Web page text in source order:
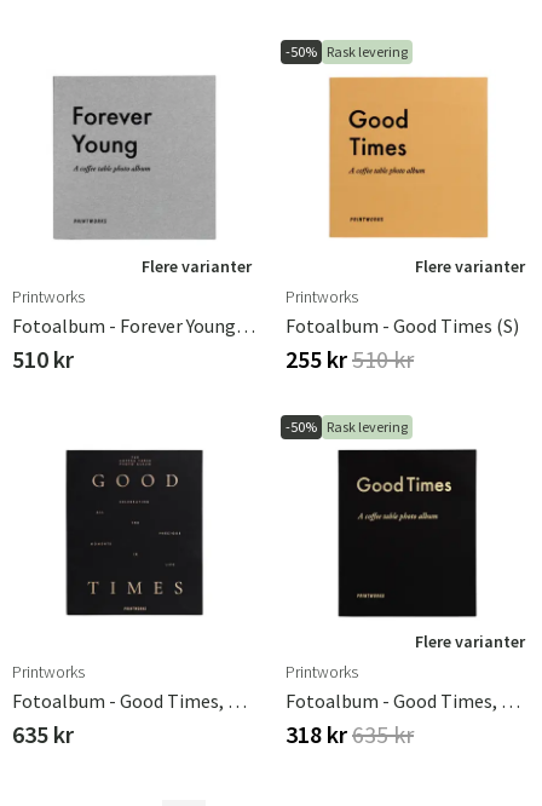
Flere varianter
Printworks
Fotoalbum - Forever Young (S)
510 kr
-50% Rask levering
Flere varianter
Printworks
Fotoalbum - Good Times (S)
255 kr510 kr
Printworks
Fotoalbum - Good Times, Black
635 kr
-50% Rask levering
Flere varianter
Printworks
Fotoalbum - Good Times, Black (L)
318 kr635 kr